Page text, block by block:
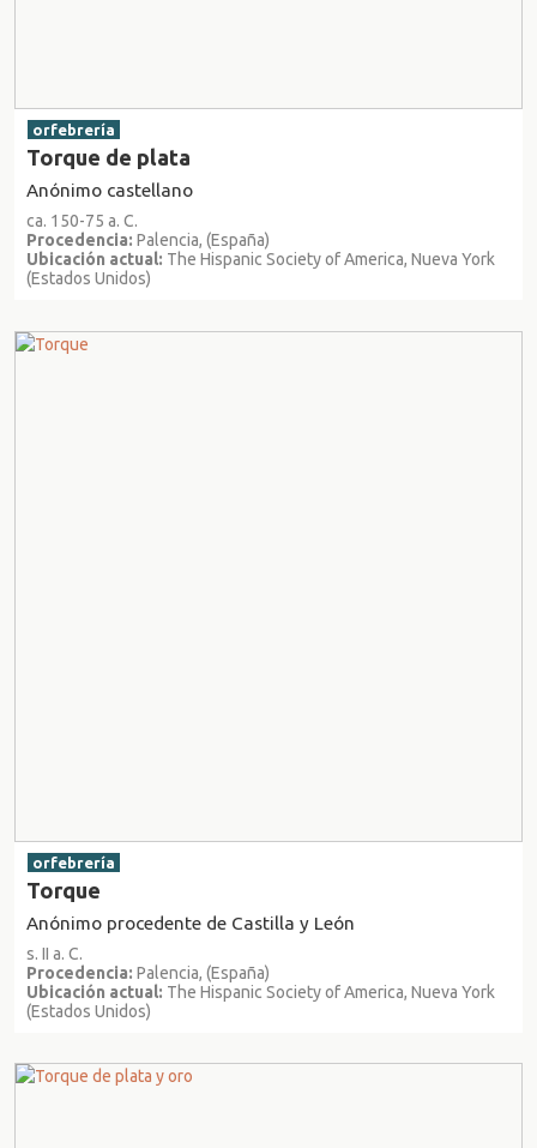
orfebrería
Torque de plata
Anónimo castellano
ca. 150-75 a. C.
Procedencia: Palencia, (España)
Ubicación actual: The Hispanic Society of America, Nueva York
(Estados Unidos)
orfebrería
Torque
Anónimo procedente de Castilla y León
s. II a. C.
Procedencia: Palencia, (España)
Ubicación actual: The Hispanic Society of America, Nueva York
(Estados Unidos)